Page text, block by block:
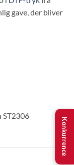
gave, der bliver
ST2306
Konkurrence